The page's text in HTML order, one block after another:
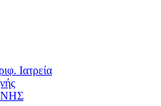
Ιατρεία